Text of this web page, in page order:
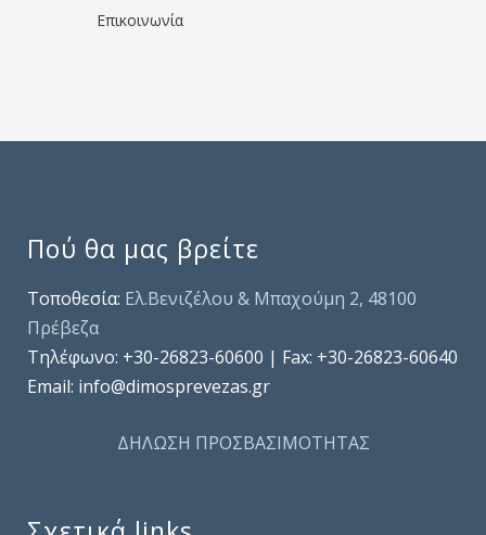
Επικοινωνία
Πού θα μας βρείτε
Τοποθεσία: Ελ.Βενιζέλου & Μπαχούμη 2, 48100
Πρέβεζα
Τηλέφωνo: +30-26823-60600 | Fax: +30-26823-60640
Email: info@dimosprevezas.gr
ΔΗΛΩΣΗ ΠΡΟΣΒΑΣΙΜΟΤΗΤΑΣ